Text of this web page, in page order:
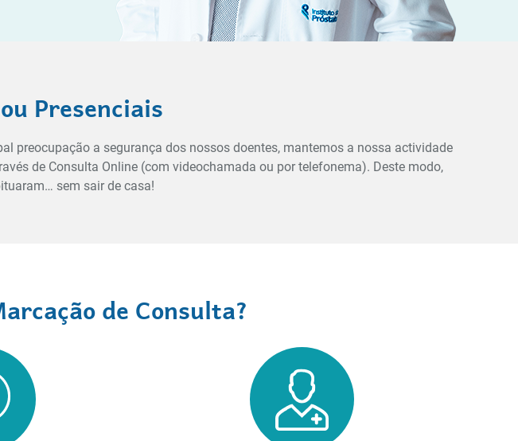
Presenciais
preocupação a segurança dos nossos doentes, mantemos a nossa actividade
de Consulta Online (com videochamada ou por telefonema). Deste modo,
sem sair de casa!
de Consulta?